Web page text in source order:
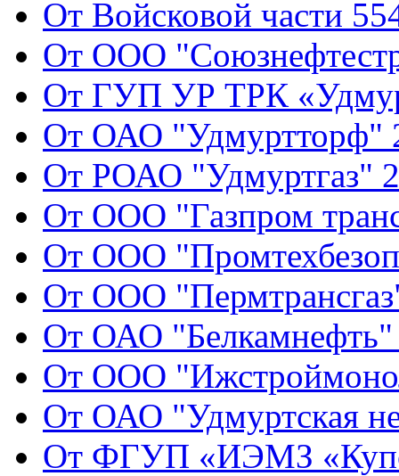
От Войсковой части
От ООО
От ГУП УР ТРК
От ОАО "Удмуртторф"
От РОАО "Удмуртгаз"
От ООО "Газпром
От ООО
От ООО
От ОАО "Белкамнефть"
От ООО
От ОАО "Удмуртская
От ФГУП «ИЭМЗ